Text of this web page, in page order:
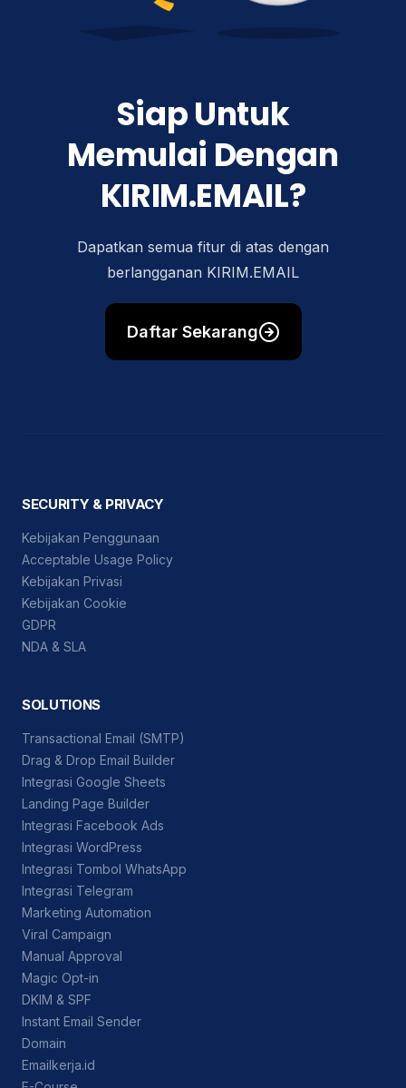
Siap Untuk
Memulai Dengan
KIRIM.EMAIL?
Dapatkan semua fitur di atas dengan
berlangganan KIRIM.EMAIL
Daftar Sekarang
SECURITY & PRIVACY
Kebijakan Penggunaan
Acceptable Usage Policy
Kebijakan Privasi
Kebijakan Cookie
GDPR
NDA & SLA
SOLUTIONS
Transactional Email (SMTP)
Drag & Drop Email Builder
Integrasi Google Sheets
Landing Page Builder
Integrasi Facebook Ads
Integrasi WordPress
Integrasi Tombol WhatsApp
Integrasi Telegram
Marketing Automation
Viral Campaign
Manual Approval
Magic Opt-in
DKIM & SPF
Instant Email Sender
Domain
Emailkerja.id